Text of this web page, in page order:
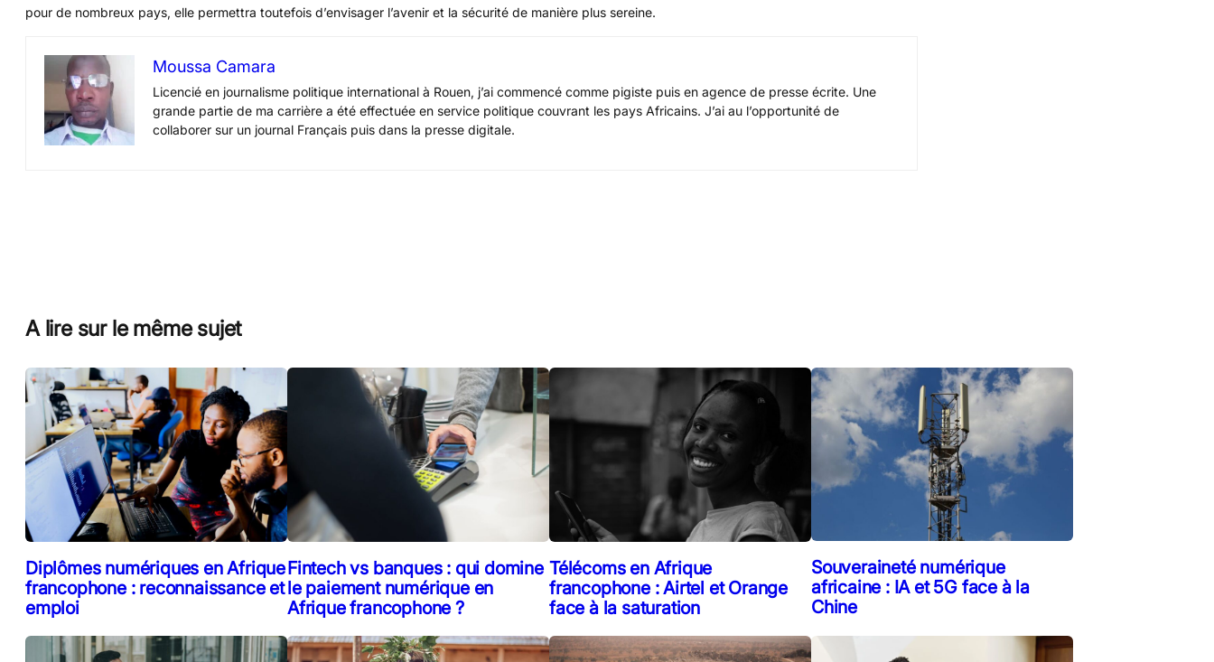
pour de nombreux pays, elle permettra toutefois d’envisager l’avenir et la sécurité de manière plus sereine.
Moussa Camara
Licencié en journalisme politique international à Rouen, j’ai commencé comme pigiste puis en agence de presse écrite. Une
grande partie de ma carrière a été effectuée en service politique couvrant les pays Africains. J’ai au l’opportunité de
collaborer sur un journal Français puis dans la presse digitale.
A lire sur le même sujet
Diplômes numériques en Afrique
francophone : reconnaissance et
emploi
Fintech vs banques : qui domine
le paiement numérique en
Afrique francophone ?
Télécoms en Afrique
francophone : Airtel et Orange
face à la saturation
Souveraineté numérique
africaine : IA et 5G face à la
Chine